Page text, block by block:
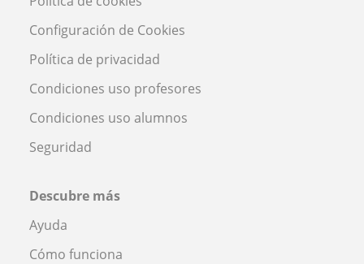
Configuración de Cookies
Política de privacidad
Condiciones uso profesores
Condiciones uso alumnos
Seguridad
Descubre más
Ayuda
Cómo funciona